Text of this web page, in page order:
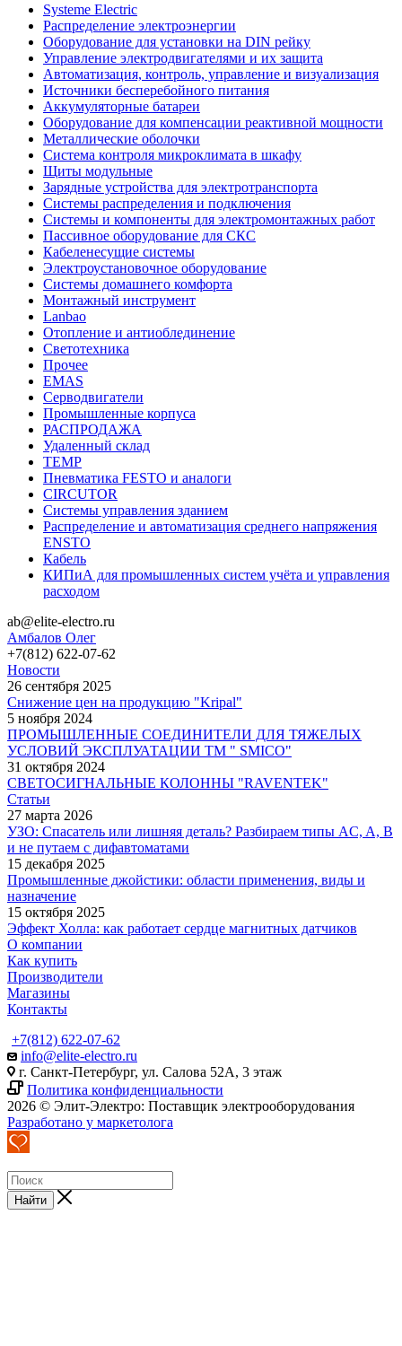
Systeme Electric
Распределение электроэнергии
Оборудование для установки на DIN рейку
Управление электродвигателями и их защита
Автоматизация, контроль, управление и визуализация
Источники бесперебойного питания
Аккумуляторные батареи
Оборудование для компенсации реактивной мощности
Металлические оболочки
Система контроля микроклимата в шкафу
Щиты модульные
Зарядные устройства для электротранспорта
Системы распределения и подключения
Системы и компоненты для электромонтажных работ
Пассивное оборудование для СКС
Кабеленесущие системы
Электроустановочное оборудование
Системы домашнего комфорта
Монтажный инструмент
Lanbao
Отопление и антиоблединение
Светотехника
Прочее
EMAS
Cерводвигатели
Промышленные корпуса
РАСПРОДАЖА
Удаленный склад
TEMP
Пневматика FESTO и аналоги
CIRCUTOR
Системы управления зданием
Распределение и автоматизация среднего напряжения
ENSTO
Кабель
КИПиА для промышленных систем учёта и управления
расходом
ab@elite-electro.ru
Амбалов Олег
+7(812) 622-07-62
Новости
26 сентября 2025
Снижение цен на продукцию "Kripal"
5 ноября 2024
ПРОМЫШЛЕННЫЕ СОЕДИНИТЕЛИ ДЛЯ ТЯЖЕЛЫХ
УСЛОВИЙ ЭКСПЛУАТАЦИИ TM " SMICO"
31 октября 2024
СВЕТОСИГНАЛЬНЫЕ КОЛОННЫ "RAVENTEK"
Статьи
27 марта 2026
УЗО: Спасатель или лишняя деталь? Разбираем типы AC, A, B
и не путаем с дифавтоматами
15 декабря 2025
Промышленные джойстики: области применения, виды и
назначение
15 октября 2025
Эффект Холла: как работает сердце магнитных датчиков
О компании
Как купить
Производители
Магазины
Контакты
+7(812) 622-07-62
info@elite-electro.ru
г. Санкт-Петербург, ул. Салова 52А, 3 этаж
Политика конфиденциальности
2026 © Элит-Электро: Поставщик электрооборудования
Разработано у маркетолога
Найти